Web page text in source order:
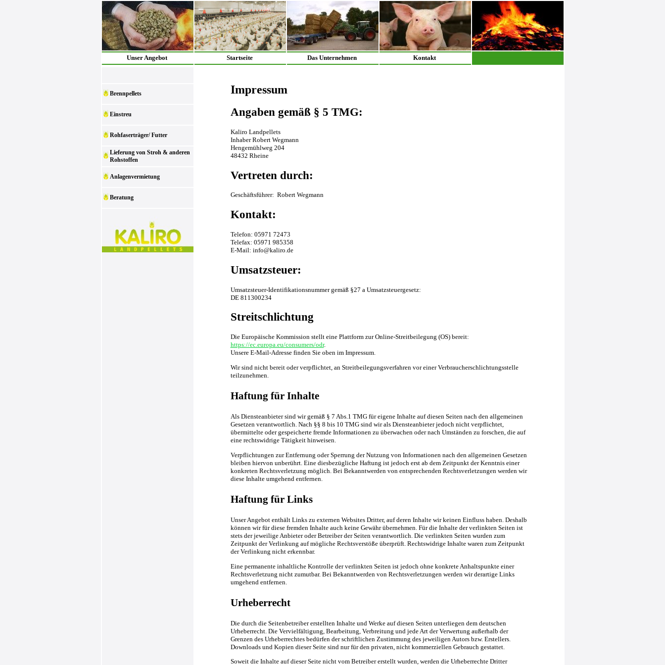
Unser Angebot Startseite Das Unternehmen Kontakt
Brennpellets
Einstreu
Rohfaserträger/ Futter
Lieferung von Stroh & anderen
Rohstoffen
Anlagenvermietung
Beratung
Impressum
Angaben gemäß § 5 TMG:
Kaliro Landpellets
Inhaber Robert Wegmann
Hengemühlweg 204
48432 Rheine
Vertreten durch:
Geschäftsführer: Robert Wegmann
Kontakt:
Telefon: 05971 72473
Telefax: 05971 985358
E-Mail: info@kaliro.de
Umsatzsteuer:
Umsatzsteuer-Identifikationsnummer gemäß §27 a Umsatzsteuergesetz:
DE 811300234
Streitschlichtung
Die Europäische Kommission stellt eine Plattform zur Online-Streitbeilegung (OS) bereit:
https://ec.europa.eu/consumers/odr.
Unsere E-Mail-Adresse finden Sie oben im Impressum.
Wir sind nicht bereit oder verpflichtet, an Streitbeilegungsverfahren vor einer Verbraucherschlichtungsstelle
teilzunehmen.
Haftung für Inhalte
Als Diensteanbieter sind wir gemäß § 7 Abs.1 TMG für eigene Inhalte auf diesen Seiten nach den allgemeinen
Gesetzen verantwortlich. Nach §§ 8 bis 10 TMG sind wir als Diensteanbieter jedoch nicht verpflichtet,
übermittelte oder gespeicherte fremde Informationen zu überwachen oder nach Umständen zu forschen, die auf
eine rechtswidrige Tätigkeit hinweisen.
Verpflichtungen zur Entfernung oder Sperrung der Nutzung von Informationen nach den allgemeinen Gesetzen
bleiben hiervon unberührt. Eine diesbezügliche Haftung ist jedoch erst ab dem Zeitpunkt der Kenntnis einer
konkreten Rechtsverletzung möglich. Bei Bekanntwerden von entsprechenden Rechtsverletzungen werden wir
diese Inhalte umgehend entfernen.
Haftung für Links
Unser Angebot enthält Links zu externen Websites Dritter, auf deren Inhalte wir keinen Einfluss haben. Deshalb
können wir für diese fremden Inhalte auch keine Gewähr übernehmen. Für die Inhalte der verlinkten Seiten ist
stets der jeweilige Anbieter oder Betreiber der Seiten verantwortlich. Die verlinkten Seiten wurden zum
Zeitpunkt der Verlinkung auf mögliche Rechtsverstöße überprüft. Rechtswidrige Inhalte waren zum Zeitpunkt
der Verlinkung nicht erkennbar.
Eine permanente inhaltliche Kontrolle der verlinkten Seiten ist jedoch ohne konkrete Anhaltspunkte einer
Rechtsverletzung nicht zumutbar. Bei Bekanntwerden von Rechtsverletzungen werden wir derartige Links
umgehend entfernen.
Urheberrecht
Die durch die Seitenbetreiber erstellten Inhalte und Werke auf diesen Seiten unterliegen dem deutschen
Urheberrecht. Die Vervielfältigung, Bearbeitung, Verbreitung und jede Art der Verwertung außerhalb der
Grenzen des Urheberrechtes bedürfen der schriftlichen Zustimmung des jeweiligen Autors bzw. Erstellers.
Downloads und Kopien dieser Seite sind nur für den privaten, nicht kommerziellen Gebrauch gestattet.
Soweit die Inhalte auf dieser Seite nicht vom Betreiber erstellt wurden, werden die Urheberrechte Dritter